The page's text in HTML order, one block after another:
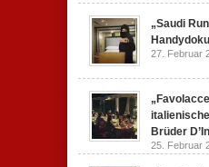
„Saudi
27. Februar
Brüder
25. Februar